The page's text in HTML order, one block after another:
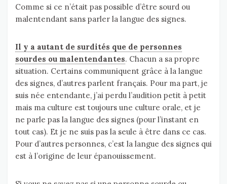
Comme si ce n’était pas possible d’être sourd ou
malentendant sans parler la langue des signes.
Il y a autant de surdités que de personnes
sourdes ou malentendantes. Chacun a sa propre
situation. Certains communiquent grâce à la langue
des signes, d’autres parlent français. Pour ma part, je
suis née entendante, j’ai perdu l’audition petit à petit
mais ma culture est toujours une culture orale, et je
ne parle pas la langue des signes (pour l’instant en
tout cas). Et je ne suis pas la seule à être dans ce cas.
Pour d’autres personnes, c’est la langue des signes qui
est à l’origine de leur épanouissement.